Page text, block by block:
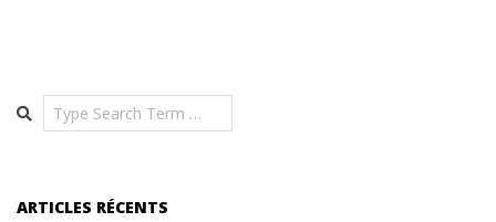
Search
ARTICLES RÉCENTS